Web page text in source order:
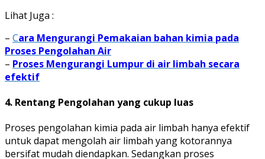
Lihat Juga :
– Cara Mengurangi Pemakaian bahan kimia pada
Proses Pengolahan Air
– Proses Mengurangi Lumpur di air limbah secara
efektif
4. Rentang Pengolahan yang cukup luas
Proses pengolahan kimia pada air limbah hanya efektif
untuk dapat mengolah air limbah yang kotorannya
bersifat mudah diendapkan. Sedangkan proses